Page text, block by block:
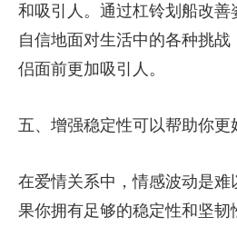
和吸引人。通过杠铃划船改善
自信地面对生活中的各种挑
侣面前更加吸引人。
五、增强稳定性可以帮助你更
在爱情关系中，情感波动是难
果你拥有足够的稳定性和坚